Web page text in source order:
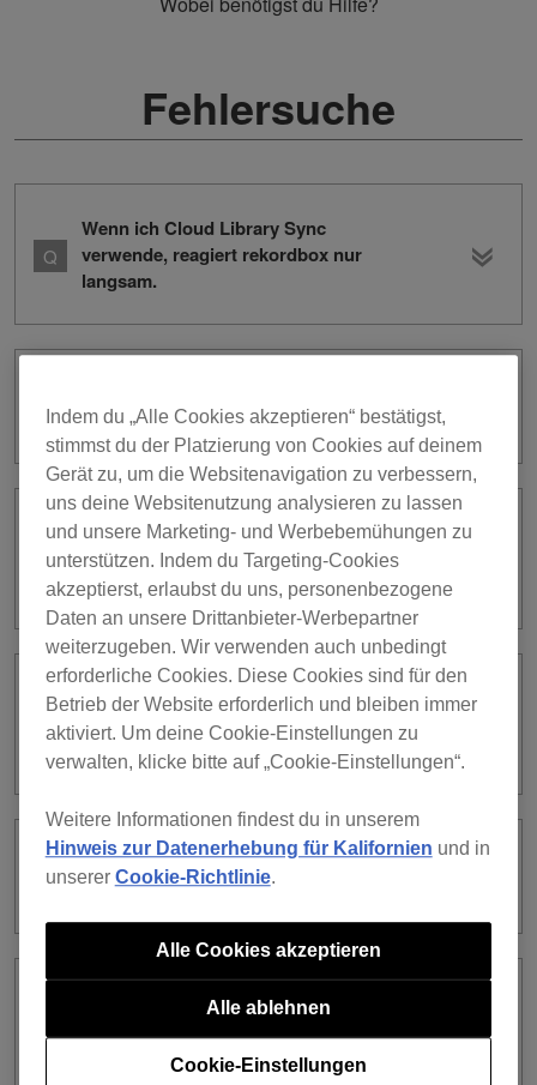
Fehlersuche
Wenn ich Cloud Library Sync
verwende, reagiert rekordbox nur
langsam.
verzerrt.
Die Meldung „Windows protected your
PC“ wird angezeigt und rekordbox
kann nicht installiert werden.
[Vocal] unter den Trackanalyse-
Einstellungen ist ausgegraut und kann
nicht ausgewählt werden.
Es ist keine Anmeldung bei
SoundCloud möglich.
Ich habe Tracks und Playlists von
Speichergerät exportiert, aber wenn ich
Indem du „Alle Cookies akzeptieren“ bestätigst,
stimmst du der Platzierung von Cookies auf deinem
Gerät zu, um die Websitenavigation zu verbessern,
uns deine Websitenutzung analysieren zu lassen
und unsere Marketing- und Werbebemühungen zu
unterstützen. Indem du Targeting-Cookies
akzeptierst, erlaubst du uns, personenbezogene
Daten an unsere Drittanbieter-Werbepartner
weiterzugeben. Wir verwenden auch unbedingt
erforderliche Cookies. Diese Cookies sind für den
Betrieb der Website erforderlich und bleiben immer
aktiviert. Um deine Cookie-Einstellungen zu
verwalten, klicke bitte auf „Cookie-Einstellungen“.
Weitere Informationen findest du in unserem
Hinweis zur Datenerhebung für Kalifornien und in
unserer Cookie-Richtlinie.
Cookie-Einstellungen
Alle ablehnen
Alle Cookies akzeptieren